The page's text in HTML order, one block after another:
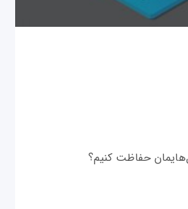
حفاظت کنیم؟